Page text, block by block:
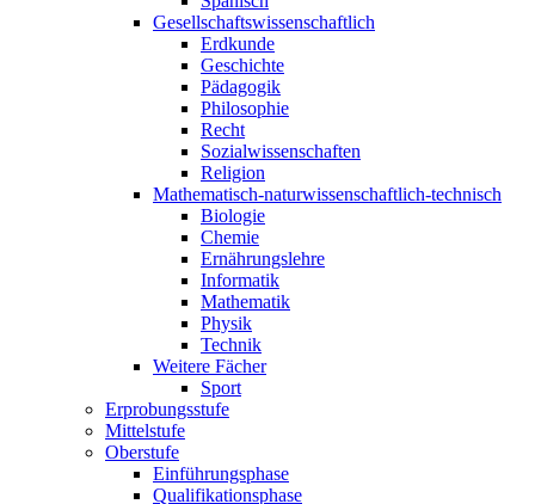
Gesellschaftswissenschaftlich
Erdkunde
Geschichte
Pädagogik
Philosophie
Recht
Sozialwissenschaften
Religion
Mathematisch-naturwissenschaftlich-technisch
Biologie
Chemie
Ernährungslehre
Informatik
Mathematik
Physik
Technik
Weitere Fächer
Sport
Erprobungsstufe
Mittelstufe
Oberstufe
Einführungsphase
Qualifikationsphase